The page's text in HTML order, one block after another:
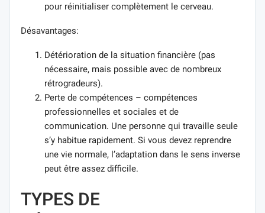
pour réinitialiser complètement le cerveau.
Désavantages:
Détérioration de la situation financière (pas
nécessaire, mais possible avec de nombreux
rétrogradeurs).
Perte de compétences – compétences
professionnelles et sociales et de
communication. Une personne qui travaille seule
s’y habitue rapidement. Si vous devez reprendre
une vie normale, l’adaptation dans le sens inverse
peut être assez difficile.
TYPES DE